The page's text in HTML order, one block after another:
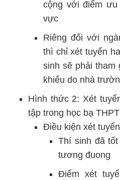
cộng với điểm
vực
Riêng đối với
thì chỉ xét tuyển
sinh sẽ phải tham
khiếu do nhà
Hình thức 2: Xét
tập trong học bạ THPT
Điều kiện xét tuyển
Thí sinh đã
tương đuong
Điểm xét